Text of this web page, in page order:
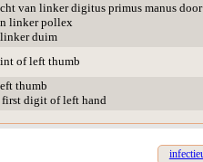
van linker digitus primus manus
linker pollex
duim
of left thumb
thumb
digit of left hand